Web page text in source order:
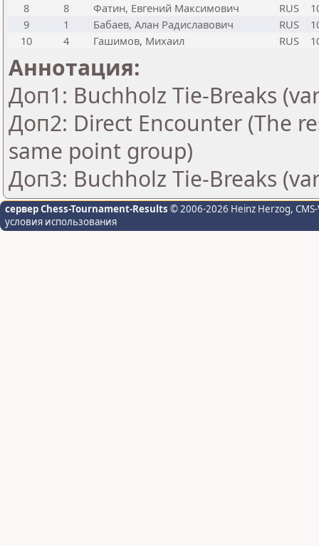
8
8 Фатин, Евгений Максимович RUS
9
1 Бабаев, Алан Радиславович RUS
10
4 Гашимов, Михаил RUS
Аннотация:
Доп1: Buchholz Tie-Breaks
Доп2: Direct Encounter (The
same point group)
Доп3: Buchholz Tie-Breaks
сервер Chess-Tournament-Results © 2006-2026 Heinz Herzog,
условия использования